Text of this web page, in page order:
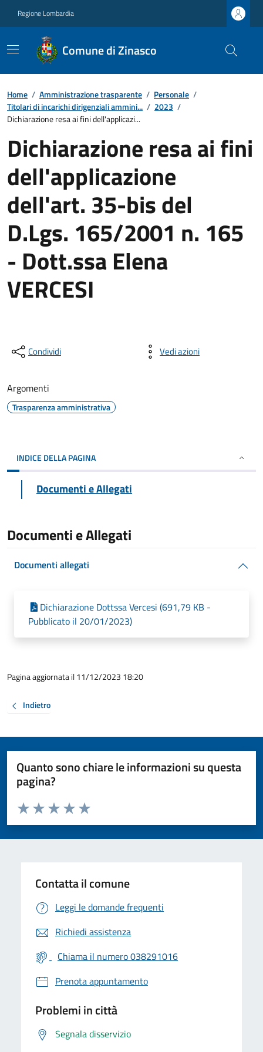
Regione Lombardia
Comune di Zinasco
Home / Amministrazione trasparente / Personale /
Titolari di incarichi dirigenziali ammini... / 2023 /
Dichiarazione resa ai fini dell'applicazi...
Dichiarazione resa ai fini
dell'applicazione
dell'art. 35-bis del
D.Lgs. 165/2001 n. 165
- Dott.ssa Elena
VERCESI
Condividi Vedi azioni
Argomenti
Trasparenza amministrativa
INDICE DELLA PAGINA
Documenti e Allegati
Documenti e Allegati
Documenti allegati
Dichiarazione Dottssa Vercesi (691,79 KB -
Pubblicato il 20/01/2023)
Pagina aggiornata il 11/12/2023 18:20
Indietro
Quanto sono chiare le informazioni su questa
pagina?
Valuta da 1 a 5 stelle la pagina
Valuta 5 stelle su 5
Valuta 4 stelle su 5
Valuta 3 stelle su 5
Valuta 2 stelle su 5
Valuta 1 stelle su 5
Contatta il comune
Leggi le domande frequenti
Richiedi assistenza
Chiama il numero 038291016
Prenota appuntamento
Problemi in città
Segnala disservizio